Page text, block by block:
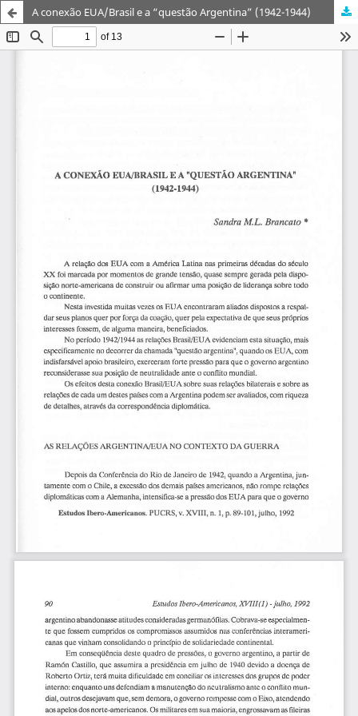
A conexão EUA/Brasil e a “questão Argentina” (1942-1944)